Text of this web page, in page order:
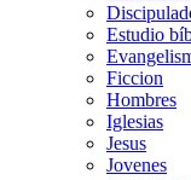
Estudio
Ficcion
Hombres
Iglesias
Jesus
Jovenes